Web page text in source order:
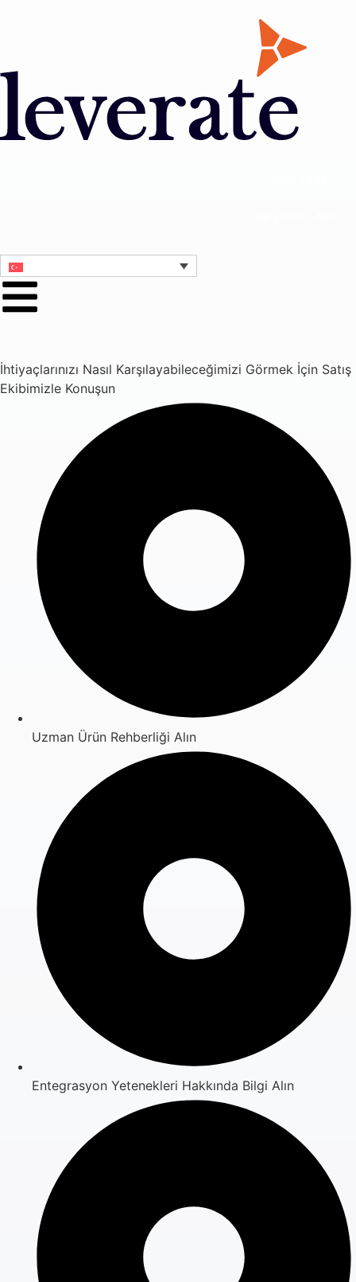
İhtiyaçlarınızı Nasıl Karşılayabileceğimizi Görmek İçin Satış
Ekibimizle Konuşun
Uzman Ürün Rehberliği Alın
Entegrasyon Yetenekleri Hakkında Bilgi Alın